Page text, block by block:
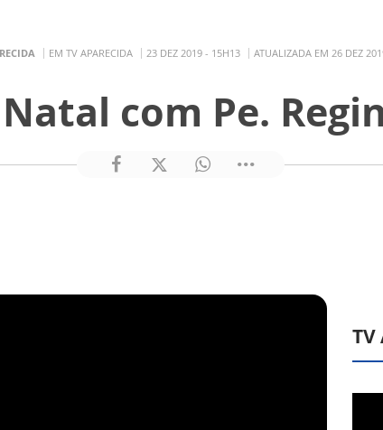
EM TV APARECIDA 23 DEZ 2019 - 15H13 ATUALIZADA EM 26 DEZ
com Pe.
TV